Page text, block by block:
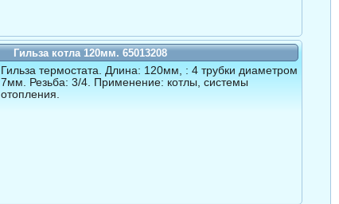
Гильза котла 120мм. 65013208
Гильза термостата. Длина: 120мм, : 4 трубки диаметром
7мм. Резьба: 3/4. Применение: котлы, системы
отопления.